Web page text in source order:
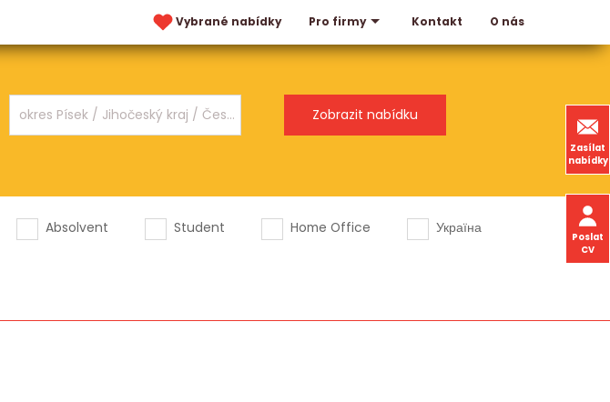
Vybrané nabídky Pro firmy Kontakt O nás
Zasílat
nabídky
Poslat
CV
Absolvent Student Home Office
Україна